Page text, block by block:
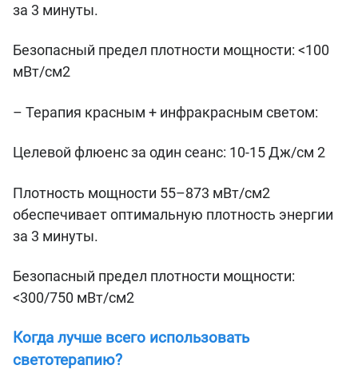
за 3 минуты.
Безопасный предел плотности мощности: <100
мВт/см2
– Терапия красным + инфракрасным светом:
Целевой флюенс за один сеанс: 10-15 Дж/см 2
Плотность мощности 55–873 мВт/см2
обеспечивает оптимальную плотность энергии
за 3 минуты.
Безопасный предел плотности мощности:
<300/750 мВт/см2
Когда лучше всего использовать
светотерапию?